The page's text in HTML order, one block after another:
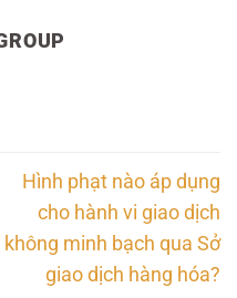
Hình phạt nào áp dụng
cho hành vi giao dịch
không minh bạch qua Sở
giao dịch hàng hóa?